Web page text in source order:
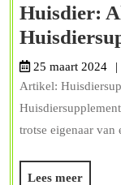
Huisdier:
25 maart 2024
Artikel:
trotse eigenaar
Lees meerLees